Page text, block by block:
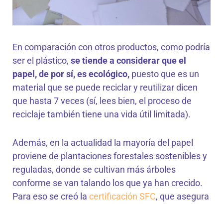
En comparación con otros productos, como podría
ser el plástico, se tiende a considerar que el
papel, de por sí, es ecológico, puesto que es un
material que se puede reciclar y reutilizar dicen
que hasta 7 veces (sí, lees bien, el proceso de
reciclaje también tiene una vida útil limitada).
Además, en la actualidad la mayoría del papel
proviene de plantaciones forestales sostenibles y
reguladas, donde se cultivan más árboles
conforme se van talando los que ya han crecido.
Para eso se creó la certificación SFC, que asegura